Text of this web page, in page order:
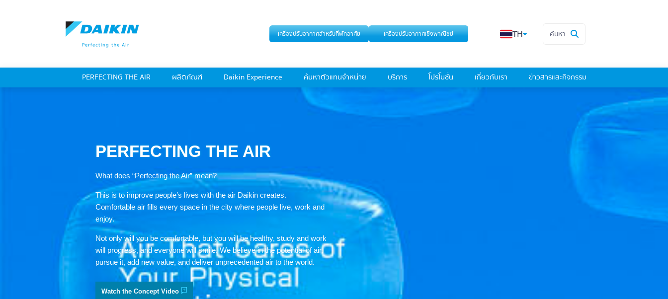
เครื่องปรับอากาศสำหรับที่พักอาศัย เครื่องปรับอากาศเชิงพาณิชย์ TH ค้นหา
PERFECTING THE AIR ผลิตภัณฑ์ Daikin Experience ค้นหาตัวแทนจำหน่าย บริการ โปรโมชั่น เกี่ยวกับเรา ข่าวสารและกิจกรรม
PERFECTING THE AIR
What does “Perfecting the Air” mean?
This is to improve people’s lives with the air Daikin creates.
Comfortable air fills every space in the city where people live, work and
enjoy.
Not only will you be comfortable, but you will be healthy, study and work
will progress, and everyone will smile. We believe in the potential of air,
pursue it, add new value, and deliver unprecedented air to the world.
Watch the Concept Video